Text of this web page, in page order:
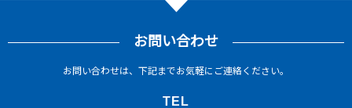
お問い合わせ
お問い合わせは、下記までお気軽にご連絡ください。
TEL